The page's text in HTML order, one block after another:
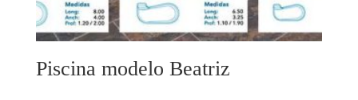
Piscina modelo Beatriz